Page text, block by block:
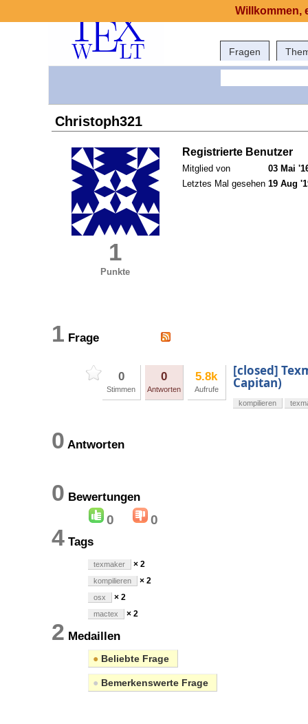
Fragen
Christoph321
1
Punkte
Registrierte Benutzer
Mitglied von
03 Mai
Letztes Mal gesehen 19 Aug
1 Frage
0
Stimmen
0
Antworten
5.8k
Aufrufe
[closed]
Capitan)
kompilieren
0 Antworten
0 Bewertungen
0 0
4 Tags
texmaker × 2
kompilieren × 2
osx × 2
mactex × 2
2 Medaillen
● Beliebte Frage
● Bemerkenswerte Frage
Willkommen,